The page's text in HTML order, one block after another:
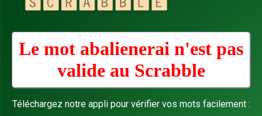
Le mot abalienerai n'est pas
valide au Scrabble
Téléchargez notre appli pour vérifier vos mots facilement :